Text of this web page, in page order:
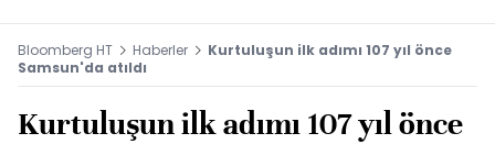
Bloomberg HT Haberler
Kurtuluşun ilk adımı 107 yıl önce
Samsun'da atıldı
Kurtuluşun ilk adımı 107 yıl önce